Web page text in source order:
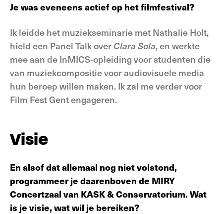
Je was eveneens actief op het filmfestival?
Ik leidde het muziekseminarie met Nathalie Holt,
hield een Panel Talk over Clara Sola, en werkte
mee aan de InMICS-opleiding voor studenten die
van muziekcompositie voor audiovisuele media
hun beroep willen maken. Ik zal me verder voor
Film Fest Gent engageren.
Visie
En alsof dat allemaal nog niet volstond,
programmeer je daarenboven de MIRY
Concertzaal van KASK & Conservatorium. Wat
is je visie, wat wil je bereiken?